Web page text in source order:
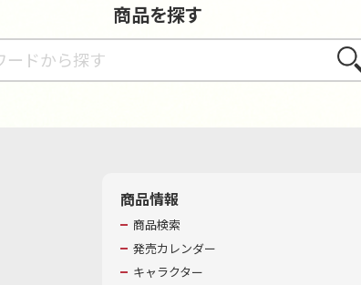
商品を探す
さが
商品情報
商品検索
発売カレンダー
キャラクター